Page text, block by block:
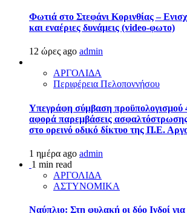
Φωτιά στο Στεφάνι Κορινθίας –
και εναέριες δυνάμεις (video-φωτο)
12 ώρες ago admin
ΑΡΓΟΛΙΔΑ
Περιφέρεια Πελοποννήσου
Υπεγράφη σύμβαση προϋπολογισμού
αφορά παρεμβάσεις
στο ορεινό οδικό δίκτυο της Π.Ε.
1 ημέρα ago admin
1 min read
ΑΡΓΟΛΙΔΑ
ΑΣΤΥΝΟΜΙΚΑ
Ναύπλιο: Στη φυλακή οι δύο Ινδοί